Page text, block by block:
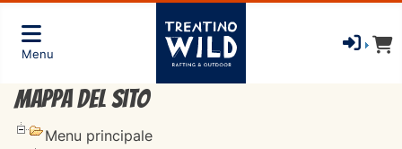
Menu
Mappa del sito
Menu principale